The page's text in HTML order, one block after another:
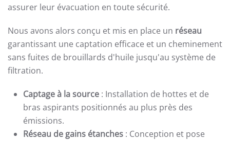
assurer leur évacuation en toute sécurité.
Nous avons alors conçu et mis en place un réseau
garantissant une captation efficace et un cheminement
sans fuites de brouillards d'huile jusqu'au système de
filtration.
Captage à la source : Installation de hottes et de
bras aspirants positionnés au plus près des
émissions.
Réseau de gains étanches : Conception et pose